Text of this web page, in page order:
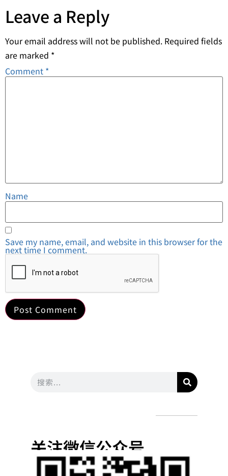
Leave a Reply
Your email address will not be published. Required fields
are marked *
Comment *
Name
Save my name, email, and website in this browser for the
next time I comment.
关注微信公众号